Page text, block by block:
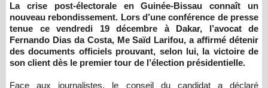
La crise post-électorale en Guinée-Bissau connaît un
nouveau rebondissement. Lors d’une conférence de presse
tenue ce vendredi 19 décembre à Dakar, l’avocat de
Fernando Dias da Costa, Me Saïd Larifou, a affirmé détenir
des documents officiels prouvant, selon lui, la victoire de
son client dès le premier tour de l’élection présidentielle.
Face aux journalistes, le conseil du candidat a déclaré